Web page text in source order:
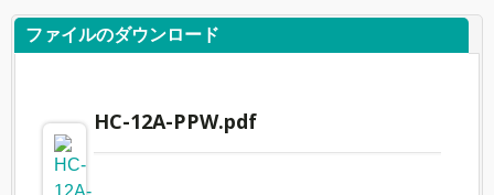
ファイルのダウンロード
HC-12A-PPW.pdf